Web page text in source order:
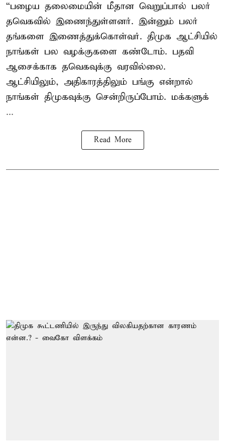
“பழைய தலைமையின் மீதான வெறுப்பால் பலர்
தவெகவில் இணைந்துள்ளனர். இன்னும் பலர்
தங்களை இணைத்துக்கொள்வர். திமுக ஆட்சியில்
நாங்கள் பல வழக்குகளை கண்டோம். பதவி
ஆசைக்காக தவெகவுக்கு வரவில்லை.
ஆட்சியிலும், அதிகாரத்திலும் பங்கு என்றால்
நாங்கள் திமுகவுக்கு சென்றிருப்போம். மக்களுக்
...
Read More